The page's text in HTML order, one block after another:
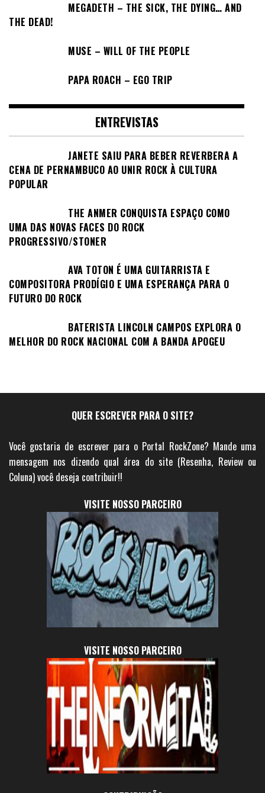
MEGADETH – THE SICK, THE DYING… AND
THE DEAD!
MUSE – WILL OF THE PEOPLE
PAPA ROACH – EGO TRIP
ENTREVISTAS
JANETE SAIU PARA BEBER REVERBERA A
CENA DE PERNAMBUCO AO UNIR ROCK À CULTURA
POPULAR
THE ANMER CONQUISTA ESPAÇO COMO
UMA DAS NOVAS FACES DO ROCK
PROGRESSIVO/STONER
AVA TOTON É UMA GUITARRISTA E
COMPOSITORA PRODÍGIO E UMA ESPERANÇA PARA O
FUTURO DO ROCK
BATERISTA LINCOLN CAMPOS EXPLORA O
MELHOR DO ROCK NACIONAL COM A BANDA APOGEU
QUER ESCREVER PARA O SITE?
Você gostaria de escrever para o Portal RockZone? Mande uma
mensagem nos dizendo qual área do site (Resenha, Review ou
Coluna) você deseja contribuir!!
VISITE NOSSO PARCEIRO
VISITE NOSSO PARCEIRO